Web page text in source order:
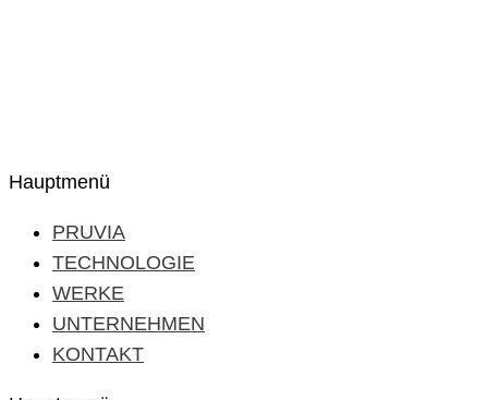
Hauptmenü
PRUVIA
TECHNOLOGIE
WERKE
UNTERNEHMEN
KONTAKT